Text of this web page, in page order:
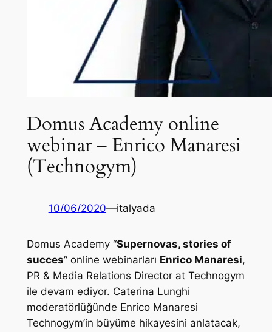
Domus Academy online
webinar – Enrico Manaresi
(Technogym)
10/06/2020—italyada
Domus Academy “Supernovas, stories of
succes” online webinarları Enrico Manaresi,
PR & Media Relations Director at Technogym
ile devam ediyor. Caterina Lunghi
moderatörlüğünde Enrico Manaresi
Technogym’in büyüme hikayesini anlatacak,